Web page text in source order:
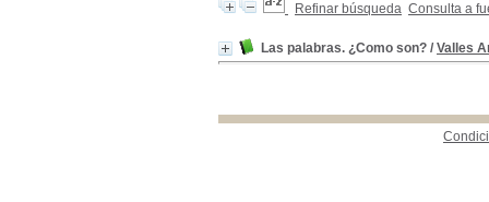
Refinar búsqueda Consulta a
Las palabras. ¿Como son? / Valles